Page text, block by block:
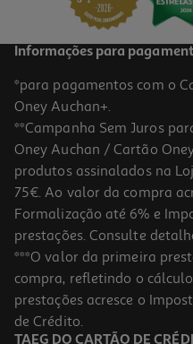
Informações para
*para pagamentos com o
Oney Auchan+.
**Campanha Sem Juros
Oney Auchan / Cartão
produtos assinalados na
75€. Ao valor da compra
Formalização até 6% e
prestações. Consulte
***O valor da primeira
compra, refletindo o
prestações acresce o
de Crédito.
TAEG DO CARTÃO DE